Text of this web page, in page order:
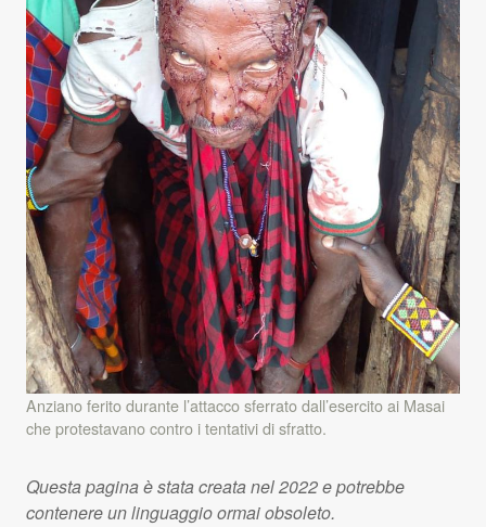
Anziano ferito durante l’attacco sferrato dall’esercito ai Masai
che protestavano contro i tentativi di sfratto.
Questa pagina è stata creata nel 2022 e potrebbe
contenere un linguaggio ormai obsoleto.